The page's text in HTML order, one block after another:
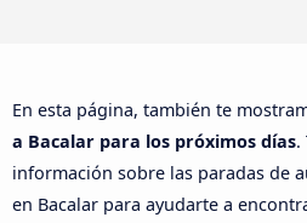
En esta página, también te
a Bacalar para los próximos días.
información sobre las paradas de
en Bacalar para ayudarte a